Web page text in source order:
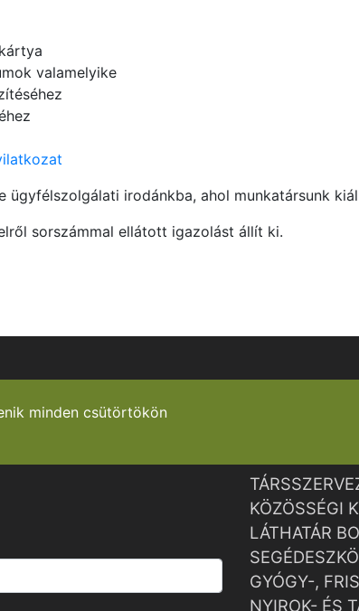
valamelyike
irodánkba, ahol munkatársunk
sorszámmal ellátott igazolást állít ki.
minden csütörtökön
KÖZÖSSÉGI
LÁTHATÁR
GYÓGY-,
NYIROK- ÉS